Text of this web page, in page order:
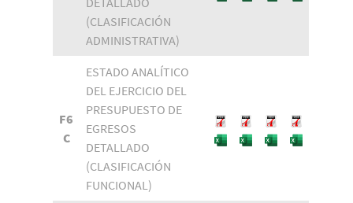
(CLASIFICACIÓN
ADMINISTRATIVA)
F6
C
ESTADO ANALÍTICO
DEL EJERCICIO DEL
PRESUPUESTO DE
EGRESOS
DETALLADO
(CLASIFICACIÓN
FUNCIONAL)